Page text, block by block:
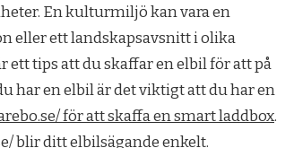
En kulturmiljö kan vara en
eller ett landskapsavsnitt i olika
tips att du skaffar en elbil för att på
har en elbil är det viktigt att du har en
för att skaffa en smart laddbox.
blir ditt elbilsägande enkelt.